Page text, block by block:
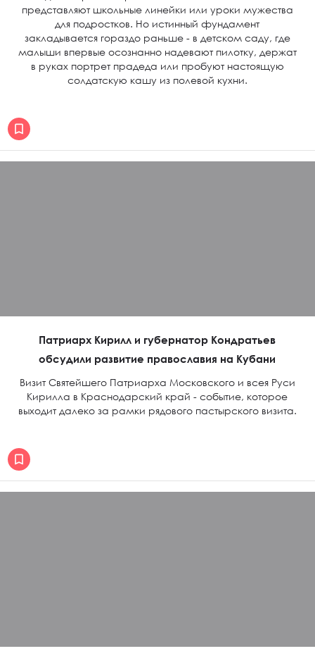
представляют школьные линейки или уроки мужества
для подростков. Но истинный фундамент
закладывается гораздо раньше - в детском саду, где
малыши впервые осознанно надевают пилотку, держат
в руках портрет прадеда или пробуют настоящую
солдатскую кашу из полевой кухни.
Патриарх Кирилл и губернатор Кондратьев
обсудили развитие православия на Кубани
Визит Святейшего Патриарха Московского и всея Руси
Кирилла в Краснодарский край - событие, которое
выходит далеко за рамки рядового пастырского визита.